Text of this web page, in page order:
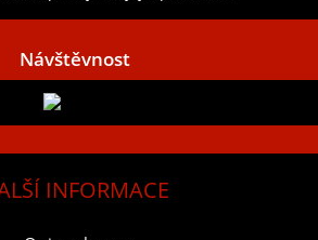
Návštěvnost
INFORMACE